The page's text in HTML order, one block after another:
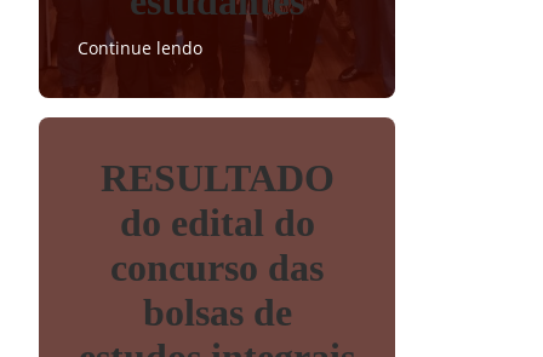
Continue lendo
RESULTADO
do edital do
concurso das
bolsas de